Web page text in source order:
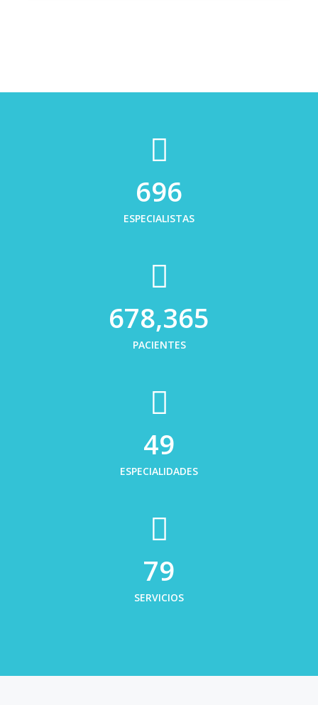
700
ESPECIALISTAS
682,000
PACIENTES
50
ESPECIALIDADES
80
SERVICIOS